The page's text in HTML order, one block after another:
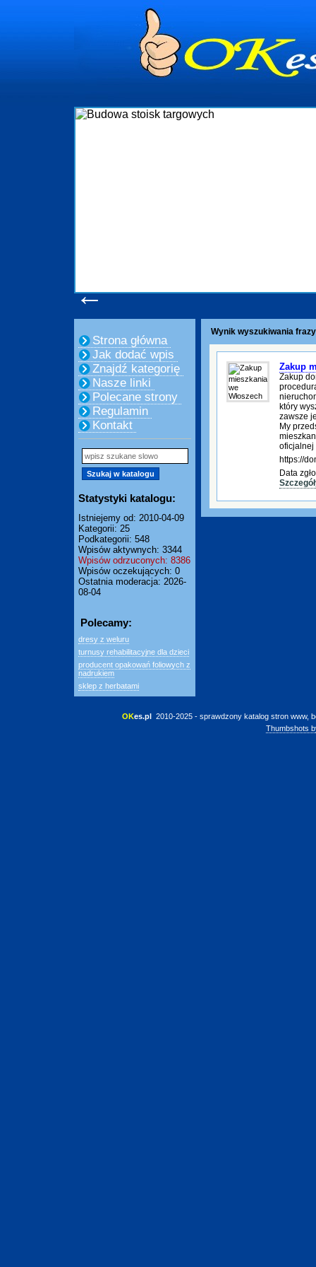
←
Strona główna
Jak dodać wpis
Znajdź kategorię
Nasze linki
Polecane strony
Regulamin
Kontakt
Statystyki katalogu:
Istniejemy od: 2010-04-09
Kategorii: 25
Podkategorii: 548
Wpisów aktywnych: 3344
Wpisów odrzuconych: 8386
Wpisów oczekujących: 0
Ostatnia moderacja: 2026-
08-04
Polecamy:
dresy z weluru
turnusy rehabilitacyjne dla dzieci
producent opakowań foliowych z
nadrukiem
sklep z herbatami
Wynik wyszukiwania
Zakup
Zakup
który
zawsze
My
oficjalnej
https://
Data
OKes.pl 2010-2025 - sprawdzony katalog stron www,
Thumbshots